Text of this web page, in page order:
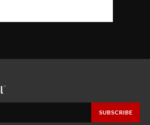
SUBSCRIBE